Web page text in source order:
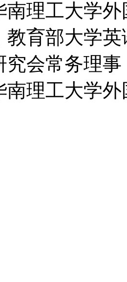
南理工大学
教育部大学
究会常务理
南理工大学